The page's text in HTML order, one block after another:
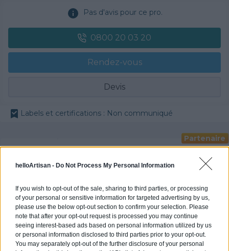
helloArtisan - Do Not Process My Personal Information
If you wish to opt-out of the sale, sharing to third parties, or processing
of your personal or sensitive information for targeted advertising by us,
please use the below opt-out section to confirm your selection. Please
note that after your opt-out request is processed you may continue
seeing interest-based ads based on personal information utilized by us
or personal information disclosed to third parties prior to your opt-out.
You may separately opt-out of the further disclosure of your personal
Pas d'avis pour ce pro.
0800 20 03 20
Rendez-vous
Devis
Labels et certifications : Non communiqué
Partenaire
Activités :Gros œuvre, Borne de recharge
Pas d'avis pour ce pro.